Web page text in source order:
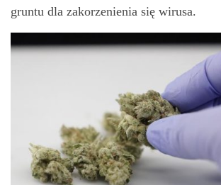
gruntu dla zakorzenienia się wirusa.